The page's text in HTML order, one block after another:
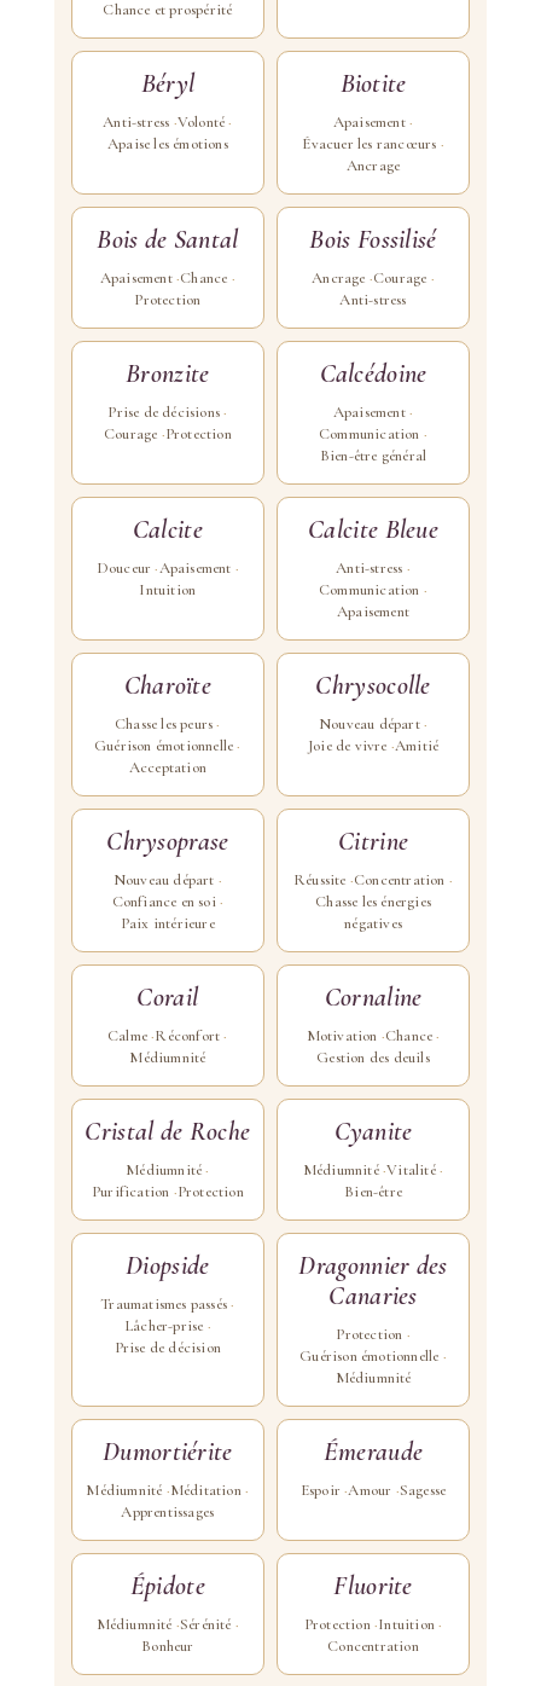
Chance et prospérité
Béryl
Anti-stress Volonté
Apaise les émotions
Biotite
Apaisement
Évacuer les rancœurs
Ancrage
Bois de Santal
Apaisement Chance
Protection
Bois Fossilisé
Ancrage Courage
Anti-stress
Bronzite
Prise de décisions
Courage Protection
Calcédoine
Apaisement
Communication
Bien-être général
Calcite
Douceur Apaisement
Intuition
Calcite Bleue
Anti-stress
Communication
Apaisement
Charoïte
Chasse les peurs
Guérison émotionnelle
Acceptation
Chrysocolle
Nouveau départ
Joie de vivre Amitié
Chrysoprase
Nouveau départ
Confiance en soi
Paix intérieure
Citrine
Réussite Concentration
Chasse les énergies
négatives
Corail
Calme Réconfort
Médiumnité
Cornaline
Motivation Chance
Gestion des deuils
Cristal de Roche
Médiumnité
Purification Protection
Cyanite
Médiumnité Vitalité
Bien-être
Diopside
Traumatismes passés
Lâcher-prise
Prise de décision
Dragonnier des
Canaries
Protection
Guérison émotionnelle
Médiumnité
Dumortiérite
Médiumnité Méditation
Apprentissages
Émeraude
Espoir Amour Sagesse
Épidote
Médiumnité Sérénité
Bonheur
Fluorite
Protection Intuition
Concentration